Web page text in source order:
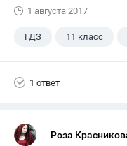
1 августа 2017
ГДЗ 11 класс
1 ответ
Роза